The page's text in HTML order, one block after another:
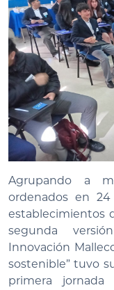
Agrupando a
ordenados en
establecimientos
segunda
Innovación
sostenible” tuvo
primera jornada